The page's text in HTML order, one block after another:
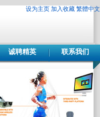
设为主页 加入收藏 繁體中文
诚聘精英 联系我们